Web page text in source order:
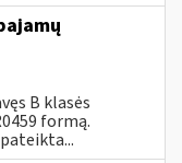
B klasės
formą.